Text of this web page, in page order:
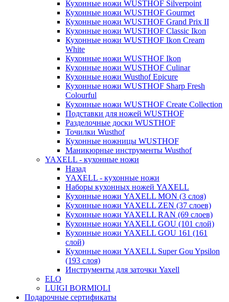
Кухонные ножи WUSTHOF Silverpoint
Кухонные ножи WUSTHOF Gourmet
Кухонные ножи WUSTHOF Grand Prix II
Кухонные ножи WUSTHOF Classic Ikon
Кухонные ножи WUSTHOF Ikon Cream
White
Кухонные ножи WUSTHOF Ikon
Кухонные ножи WUSTHOF Culinar
Кухонные ножи Wusthof Epicure
Кухонные ножи WUSTHOF Sharp Fresh
Colourful
Кухонные ножи WUSTHOF Create Collection
Подставки для ножей WUSTHOF
Разделочные доски WUSTHOF
Точилки Wusthof
Кухонные ножницы WUSTHOF
Маникюрные инструменты Wusthof
YAXELL - кухонные ножи
Назад
YAXELL - кухонные ножи
Наборы кухонных ножей YAXELL
Кухонные ножи YAXELL MON (3 слоя)
Кухонные ножи YAXELL ZEN (37 слоев)
Кухонные ножи YAXELL RAN (69 слоев)
Кухонные ножи YAXELL GOU (101 слой)
Кухонные ножи YAXELL GOU 161 (161
слой)
Кухонные ножи YAXELL Super Gou Ypsilon
(193 слоя)
Инструменты для заточки Yaxell
ELO
LUIGI BORMIOLI
Подарочные сертификаты